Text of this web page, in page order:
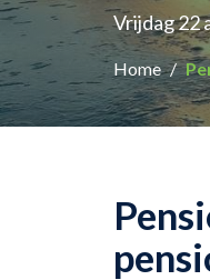
Vrijdag 22
Home